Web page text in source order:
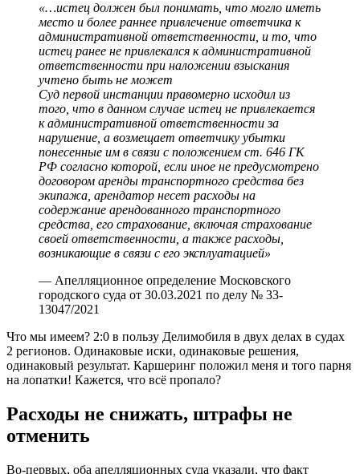
«…истец должен был понимать, что могло иметь
место и более раннее привлечение ответчика к
административной ответственности, и то, что
истец ранее не привлекался к административной
ответственности при наложении взыскания
учтено быть не может
Суд первой инстанции правомерно исходил из
того, что в данном случае истец не привлекается
к административной ответственности за
нарушение, а возмещает ответчику убытки
понесенные им в связи с положением ст. 646 ГК
РФ согласно которой, если иное не предусмотрено
договором аренды транспортного средства без
экипажа, арендатор несет расходы на
содержание арендованного транспортного
средства, его страхование, включая страхование
своей ответственности, а также расходы,
возникающие в связи с его эксплуатацией»
— Апелляционное определение Московского
городского суда от 30.03.2021 по делу № 33-
13047/2021
Что мы имеем? 2:0 в пользу Делимобиля в двух делах в судах
2 регионов. Одинаковые иски, одинаковые решения,
одинаковый результат. Каршеринг положил меня и того парня
на лопатки! Кажется, что всё пропало?
Расходы не снижать, штрафы не
отменить
Во-первых, оба апелляционных суда указали, что факт